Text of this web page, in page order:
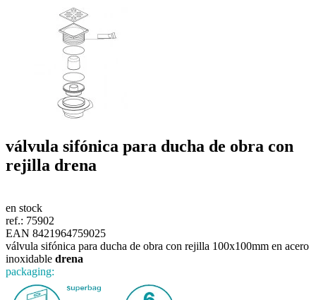
válvula sifónica para ducha de obra con
rejilla drena
en stock
ref.: 75902
EAN 8421964759025
válvula sifónica para ducha de obra con rejilla 100x100mm en acero
inoxidable drena
packaging: